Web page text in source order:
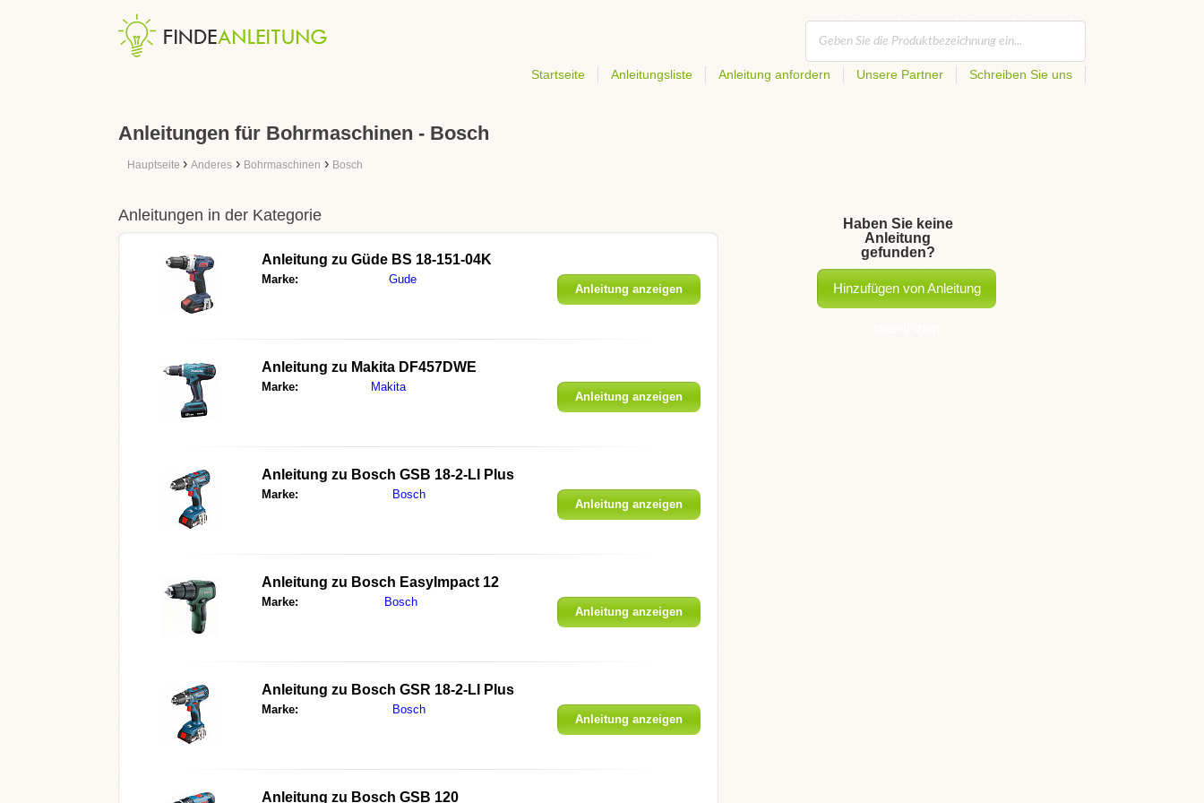
Startseite Anleitungsliste Anleitung anfordern Unsere Partner Schreiben Sie uns
Anleitungen für Bohrmaschinen - Bosch
Hauptseite › Anderes › Bohrmaschinen › Bosch
Anleitungen in der Kategorie
Anleitung zu Güde BS 18-151-04K
Marke: Gude
Anleitung anzeigen
Anleitung zu Makita DF457DWE
Marke: Makita
Anleitung anzeigen
Anleitung zu Bosch GSB 18-2-LI Plus
Marke: Bosch
Anleitung anzeigen
Anleitung zu Bosch EasyImpact 12
Marke: Bosch
Anleitung anzeigen
Anleitung zu Bosch GSR 18-2-LI Plus
Marke: Bosch
Anleitung anzeigen
Anleitung zu Bosch GSB 120
Haben Sie keine
Anleitung
gefunden?
Hinzufügen von Anleitung